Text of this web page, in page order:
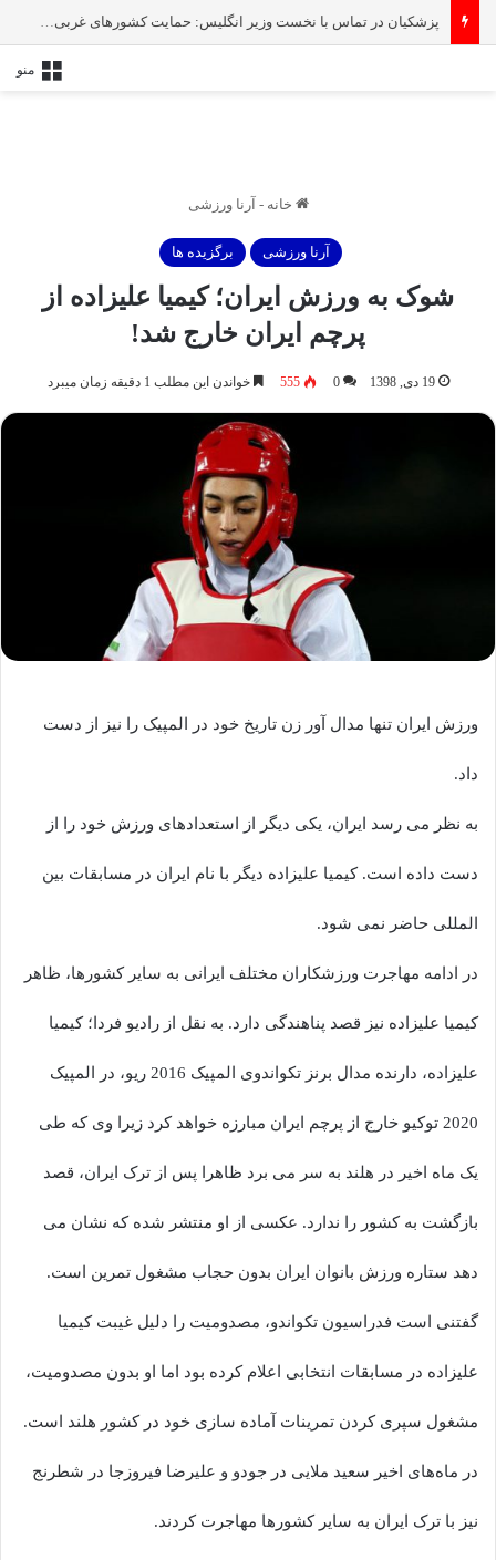
پزشکیان در تماس با نخست‌ وزیر انگلیس: حمایت کشور‌های غربی از رژیم صهیونیستی امنیت منطقه و جهان را به خطر انداخته است
منو
خانه - آرنا ورزشی
آرنا ورزشی برگزیده ها
شوک به ورزش ایران؛ کیمیا علیزاده از
پرچم ایران خارج شد!
19 دی, 1398 0
555 خواندن این مطلب 1 دقیقه زمان میبرد
ورزش ایران تنها مدال آور زن تاریخ خود در المپیک را نیز از دست
داد.
به نظر می رسد ایران، یکی دیگر از استعدادهای ورزش خود را از
دست داده است. کیمیا علیزاده دیگر با نام ایران در مسابقات بین
المللی حاضر نمی شود.
در ادامه مهاجرت ورزشکاران مختلف ایرانی به سایر کشورها، ظاهر
کیمیا علیزاده نیز قصد پناهندگی دارد. به نقل از رادیو فردا؛ کیمیا
علیزاده، دارنده مدال برنز تکواندوی المپیک 2016 ریو، در المپیک
2020 توکیو خارج از پرچم ایران مبارزه خواهد کرد زیرا وی که طی
یک ماه اخیر در هلند به سر می برد ظاهرا پس از ترک ایران، قصد
بازگشت به کشور را ندارد. عکسی از او منتشر شده که نشان می
دهد ستاره ورزش بانوان ایران بدون حجاب مشغول تمرین است.
گفتنی است فدراسیون تکواندو، مصدومیت را دلیل غیبت کیمیا
علیزاده در مسابقات انتخابی اعلام کرده بود اما او بدون مصدومیت،
مشغول سپری کردن تمرینات آماده سازی خود در کشور هلند است.
در ماه‌های اخیر سعید ملایی در جودو و علیرضا فیروزجا در شطرنج
نیز با ترک ایران به سایر کشورها مهاجرت کردند.